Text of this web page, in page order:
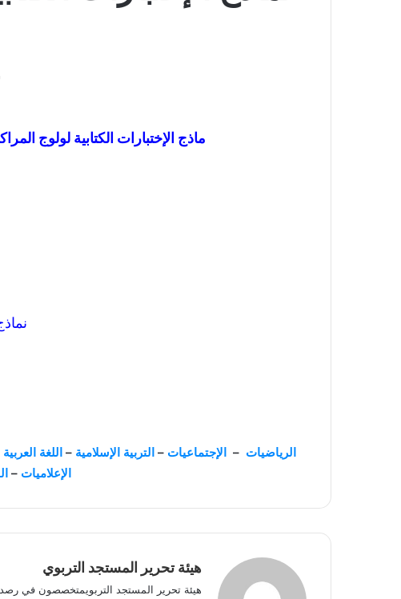
ماذج الإختبارات الكتابية لولوج المراكز
نماذج
الرياضيات – الإجتماعيات – التربية الإسلامية – اللغة العربية
الإعلاميات–
هيئة تحرير المستجد التربوي
هيئة تحرير المستجد التربويمتخصصون في رصد